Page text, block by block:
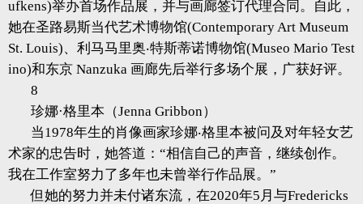
ufkens)举办首场作品展，并与画廊签订代理合同。自此，
她在圣路易斯当代艺术博物馆(Contemporary Art Museum
St. Louis)、利马马里奥‧特斯蒂诺博物馆(Museo Mario Test
ino)和东京 Nanzuka 画廊先后举行多场个展，广获好评。
8
珍娜·格里本（Jenna Gribbon）
当1978年生的肖像画家珍娜‧格里本被问及对年轻女艺
术家的忠告时，她答道：“相信自己的声音，继续创作。
我在工作室努力了多年也未曾举行作品展。”
但她的努力并未付诸东流，在2020年5月与Fredericks